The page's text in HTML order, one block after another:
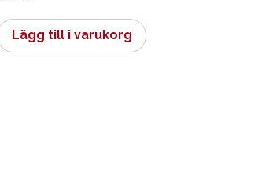
Lägg till i varukorg